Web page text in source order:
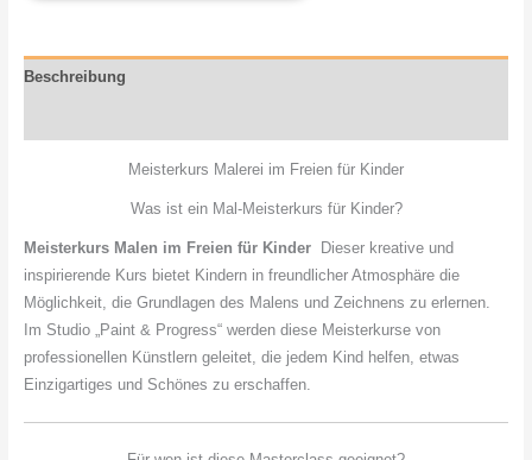
Beschreibung
Meisterkurs Malerei im Freien für Kinder
Was ist ein Mal-Meisterkurs für Kinder?
Meisterkurs Malen im Freien für Kinder
Dieser kreative und
inspirierende Kurs bietet Kindern in freundlicher Atmosphäre die
Möglichkeit, die Grundlagen des Malens und Zeichnens zu erlernen.
Im Studio „Paint & Progress“ werden diese Meisterkurse von
professionellen Künstlern geleitet, die jedem Kind helfen, etwas
Einzigartiges und Schönes zu erschaffen.